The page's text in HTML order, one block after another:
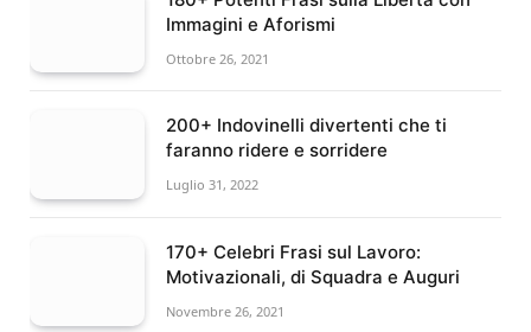
Immagini e Aforismi
Ottobre 26, 2021
200+ Indovinelli divertenti che ti
faranno ridere e sorridere
Luglio 31, 2022
170+ Celebri Frasi sul Lavoro:
Motivazionali, di Squadra e Auguri
Novembre 26, 2021